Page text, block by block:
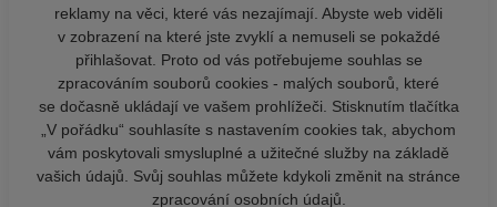
reklamy na věci, které vás nezajímají. Abyste web viděli
v zobrazení na které jste zvyklí a nemuseli se pokaždé
přihlašovat. Proto od vás potřebujeme souhlas se
zpracováním souborů cookies - malých souborů, které
se dočasně ukládají ve vašem prohlížeči. Stisknutím tlačítka
„V pořádku“ souhlasíte s nastavením cookies tak, abychom
vám poskytovali smysluplné a užitečné služby na základě
vašich údajů. Svůj souhlas můžete kdykoli změnit na stránce
zpracování osobních údajů.